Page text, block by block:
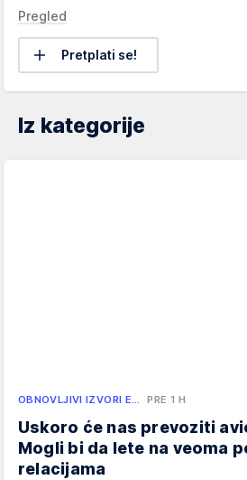
Pregled
Pretplati se!
Iz kategorije
OBNOVLJIVI IZVORI E… PRE 1 H
Uskoro će nas prevoziti
Mogli bi da lete na veoma
relacijama